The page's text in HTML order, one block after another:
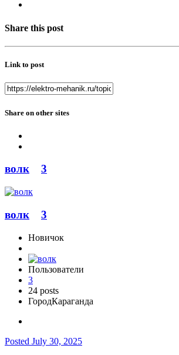
Share this post
Link to post
Share on other sites
волк 3
волк 3
Новичок
Пользователи
3
24 posts
ГородКараганда
Posted July 30, 2025